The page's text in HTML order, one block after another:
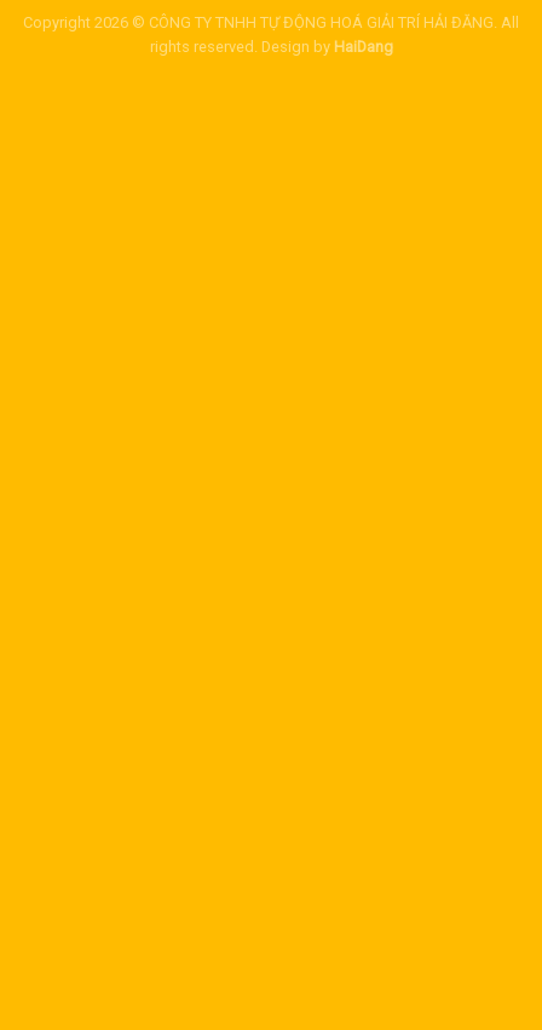
Copyright 2026 © CÔNG TY TNHH TỰ ĐỘNG HOÁ GIẢI TRÍ HẢI ĐĂNG. All
rights reserved. Design by HaiDang